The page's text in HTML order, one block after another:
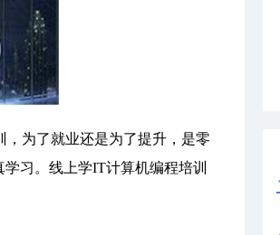
为了就业还是为了提升，是零
习。线上学IT计算机编程培训